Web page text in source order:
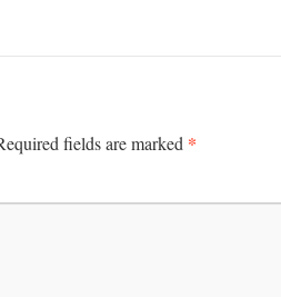
fields are marked *